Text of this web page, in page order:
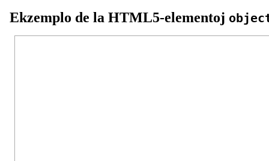
Ekzemplo de la HTML5-elementoj